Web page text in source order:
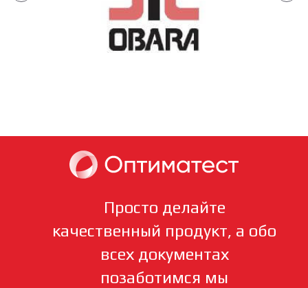
Просто делайте
качественный продукт, а обо
всех документах
позаботимся мы